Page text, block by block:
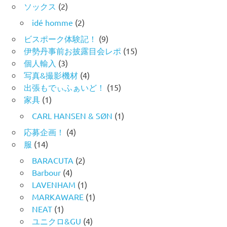
ソックス (2)
idé homme (2)
ビスポーク体験記！ (9)
伊勢丹事前お披露目会レポ (15)
個人輸入 (3)
写真&撮影機材 (4)
出張もでぃふぁいど！ (15)
家具 (1)
CARL HANSEN & SØN (1)
応募企画！ (4)
服 (14)
BARACUTA (2)
Barbour (4)
LAVENHAM (1)
MARKAWARE (1)
NEAT (1)
ユニクロ&GU (4)